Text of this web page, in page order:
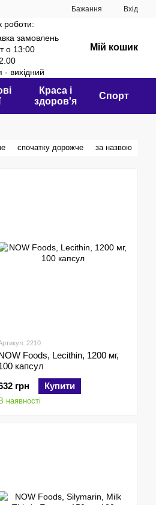
Бажання Вхід
роботи:
замовлень
о 13:00
- вихідний
Мій кошик
Краса і
здоров'я
Спорт
спочатку дорожче за назвою
2210
Foods, Lecithin, 1200 мг,
капсул
грн
Купити
В наявності